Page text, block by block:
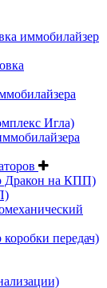
иммобилайзер
Игла)
Дракон на КПП)
передач)